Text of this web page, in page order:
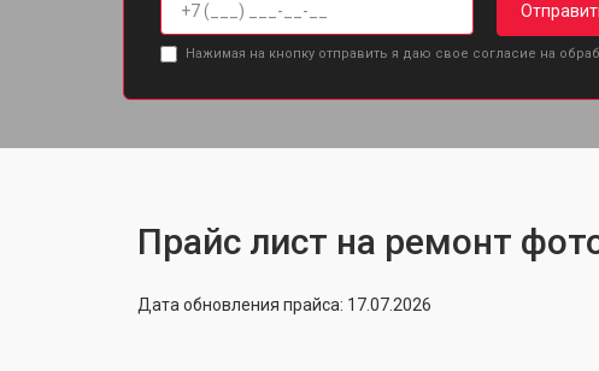
Нажимая на кнопку отправить я даю свое согласие на
Прайс лист на ремонт
Дата обновления прайса: 17.07.2026